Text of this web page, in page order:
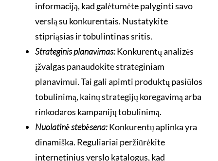
informaciją, kad galėtumėte palyginti savo
verslą su konkurentais. Nustatykite
stipriąsias ir tobulintinas sritis.
Strateginis planavimas:Konkurentų analizės
įžvalgas panaudokite strateginiam
planavimui. Tai gali apimti produktų pasiūlos
tobulinimą, kainų strategijų koregavimą arba
rinkodaros kampanijų tobulinimą.
Nuolatinė stebėsena:Konkurentų aplinka yra
dinamiška. Reguliariai peržiūrėkite
internetinius verslo katalogus, kad